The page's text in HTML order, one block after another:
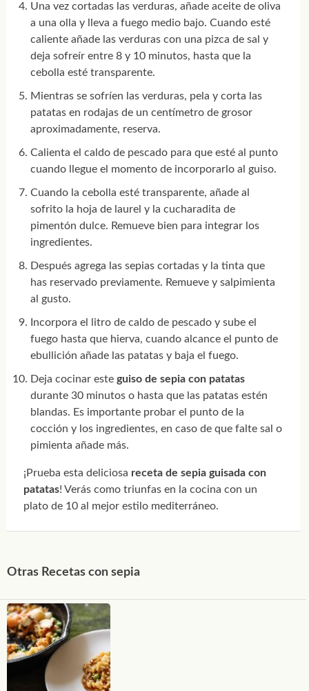
Una vez cortadas las verduras, añade aceite de oliva
a una olla y lleva a fuego medio bajo. Cuando esté
caliente añade las verduras con una pizca de sal y
deja sofreír entre 8 y 10 minutos, hasta que la
cebolla esté transparente.
Mientras se sofríen las verduras, pela y corta las
patatas en rodajas de un centímetro de grosor
aproximadamente, reserva.
Calienta el caldo de pescado para que esté al punto
cuando llegue el momento de incorporarlo al guiso.
Cuando la cebolla esté transparente, añade al
sofrito la hoja de laurel y la cucharadita de
pimentón dulce. Remueve bien para integrar los
ingredientes.
Después agrega las sepias cortadas y la tinta que
has reservado previamente. Remueve y salpimienta
al gusto.
Incorpora el litro de caldo de pescado y sube el
fuego hasta que hierva, cuando alcance el punto de
ebullición añade las patatas y baja el fuego.
Deja cocinar este guiso de sepia con patatas
durante 30 minutos o hasta que las patatas estén
blandas. Es importante probar el punto de la
cocción y los ingredientes, en caso de que falte sal o
pimienta añade más.
¡Prueba esta deliciosa receta de sepia guisada con
patatas! Verás como triunfas en la cocina con un
plato de 10 al mejor estilo mediterráneo.
Otras Recetas con sepia